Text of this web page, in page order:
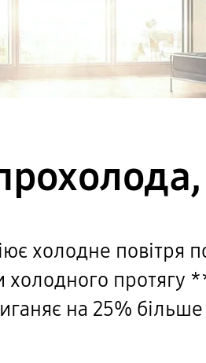
холодне повітря
холодного
на 25%